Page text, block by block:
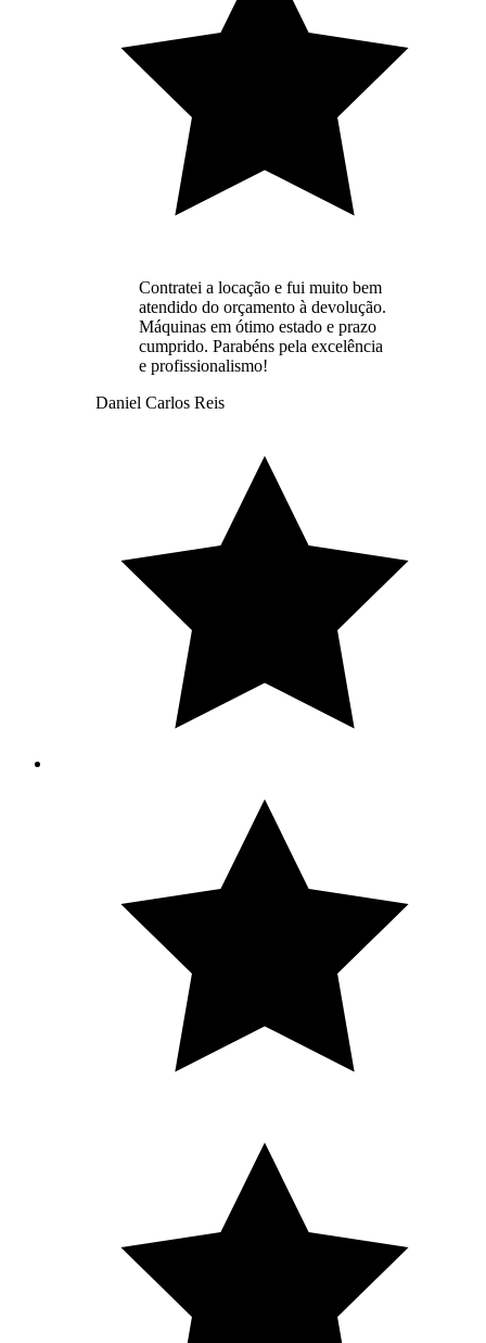
Contratei a locação e fui muito bem
atendido do orçamento à devolução.
Máquinas em ótimo estado e prazo
cumprido. Parabéns pela excelência
e profissionalismo!
Daniel Carlos Reis